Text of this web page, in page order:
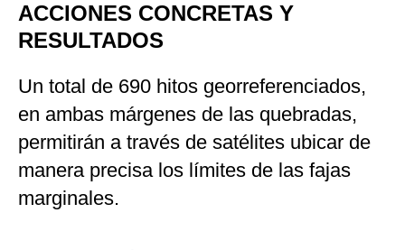
ACCIONES CONCRETAS Y
RESULTADOS
Un total de 690 hitos georreferenciados,
en ambas márgenes de las quebradas,
permitirán a través de satélites ubicar de
manera precisa los límites de las fajas
marginales.